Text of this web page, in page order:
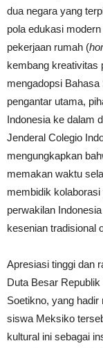
dua negara yang
pola edukasi
pekerjaan rumah (
kembang kreativitas
mengadopsi
pengantar utama,
Indonesia ke dalam
Jenderal Colegio
mengungkapkan
memakan waktu
membidik
perwakilan
kesenian tradisional
Apresiasi tinggi dan
Duta Besar
Soetikno, yang
siswa Meksiko
kultural ini sebagai